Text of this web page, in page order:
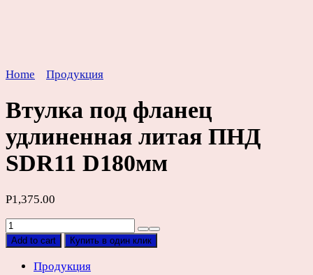
Home Продукция
Втулка под фланец
удлиненная литая ПНД
SDR11 D180мм
Р1,375.00
Втулка
под
удлиненная
Add to cart Купить в один клик
Продукция